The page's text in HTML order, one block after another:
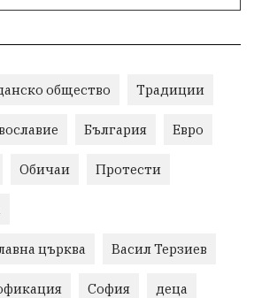
общество Традиции
България Евро
Обичаи Протести
църква Васил Терзиев
София деца